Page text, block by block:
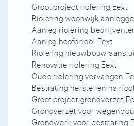
Groot project riolering Eext
Riolering woonwijk
Aanleg riolering
Aanleg hoofdriool Eext
Riolering nieuwbouw
Renovatie riolering Eext
Oude riolering vervangen
Bestrating herstellen na
Groot project grondverzet
Grondverzet voor
Grondwerk voor bestrating